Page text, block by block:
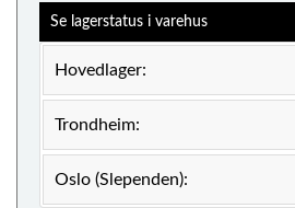
Se lagerstatus i varehus
Hovedlager:
Trondheim:
Oslo (Slependen):